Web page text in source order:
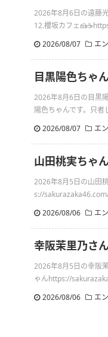
2026年8月6日の遠藤
12.櫻坂カフェ
2026/08/07
エ
目黒陽色ちゃ
2026年8月6日の目黒
陽色ちゃんです。只
2026/08/07
エ
山田桃実ちゃ
2026年8月5日の山田
s://
2026/08/06
エ
幸阪茉里乃さ
2026年8月5日の幸阪
ゃんhttps://
2026/08/06
エ